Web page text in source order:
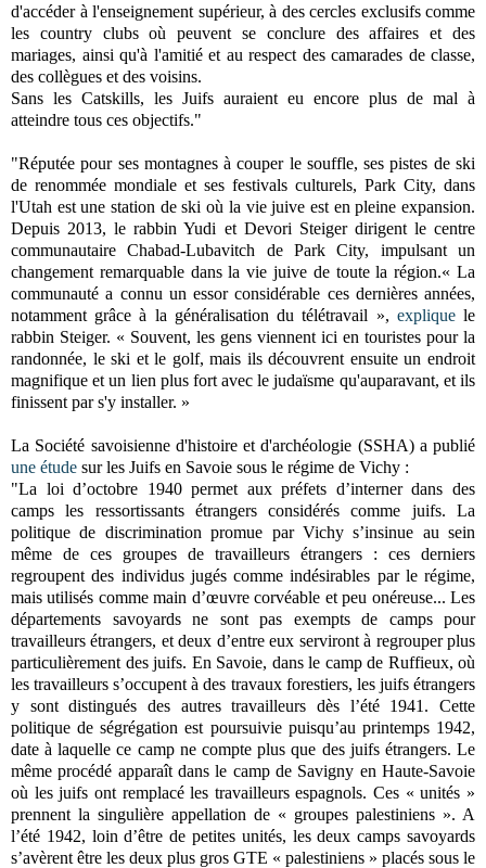
d'accéder à l'enseignement supérieur, à des cercles exclusifs comme
les country clubs où peuvent se conclure des affaires et des
mariages, ainsi qu'à l'amitié et au respect des camarades de classe,
des collègues et des voisins.
Sans les Catskills, les Juifs auraient eu encore plus de mal à
atteindre tous ces objectifs."
"Réputée pour ses montagnes à couper le souffle, ses pistes de ski
de renommée mondiale et ses festivals culturels, Park City, dans
l'Utah est une station de ski où la vie juive est en pleine expansion.
Depuis 2013, le rabbin Yudi et Devori Steiger dirigent le centre
communautaire Chabad-Lubavitch de Park City, impulsant un
changement remarquable dans la vie juive de toute la région.« La
communauté a connu un essor considérable ces dernières années,
notamment grâce à la généralisation du télétravail », expliquele
rabbin Steiger. « Souvent, les gens viennent ici en touristes pour la
randonnée, le ski et le golf, mais ils découvrent ensuite un endroit
magnifique et un lien plus fort avec le judaïsme qu'auparavant, et ils
finissent par s'y installer. »
La Société savoisienne d'histoire et d'archéologie (SSHA) a publié
une étude sur les Juifs en Savoie sous le régime de Vichy :
"La loi d’octobre 1940 permet aux préfets d’interner dans des
camps les ressortissants étrangers considérés comme juifs. La
politique de discrimination promue par Vichy s’insinue au sein
même de ces groupes de travailleurs étrangers : ces derniers
regroupent des individus jugés comme indésirables par le régime,
mais utilisés comme main d’œuvre corvéable et peu onéreuse... Les
départements savoyards ne sont pas exempts de camps pour
travailleurs étrangers, et deux d’entre eux serviront à regrouper plus
particulièrement des juifs. En Savoie, dans le camp de Ruffieux, où
les travailleurs s’occupent à des travaux forestiers, les juifs étrangers
y sont distingués des autres travailleurs dès l’été 1941. Cette
politique de ségrégation est poursuivie puisqu’au printemps 1942,
date à laquelle ce camp ne compte plus que des juifs étrangers. Le
même procédé apparaît dans le camp de Savigny en Haute-Savoie
où les juifs ont remplacé les travailleurs espagnols. Ces « unités »
prennent la singulière appellation de « groupes palestiniens ». A
l’été 1942, loin d’être de petites unités, les deux camps savoyards
s’avèrent être les deux plus gros GTE « palestiniens » placés sous le